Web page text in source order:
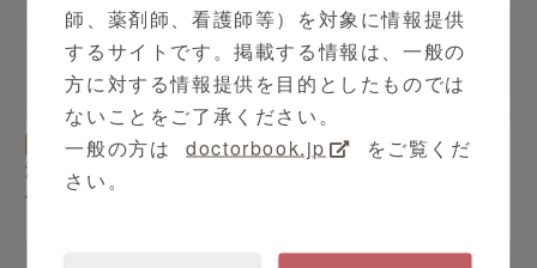
3:46
感染症内科 依田 健志 先生
海外渡航中・帰国後の病気
への対応について
感染症内科
依田 健志 先生
師、薬剤師、看護師等）を対象に情報提供
するサイトです。掲載する情報は、一般の
方に対する情報提供を目的としたものでは
ないことをご了承ください。
一般の方は
doctorbook.jp
をご覧くだ
さい。